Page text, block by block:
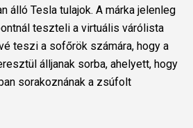
álló Tesla tulajok. A márka jelenleg
teszteli a virtuális várólista
teszi a sofőrök számára, hogy a
álljanak sorba, ahelyett, hogy
sorakoznának a zsúfolt